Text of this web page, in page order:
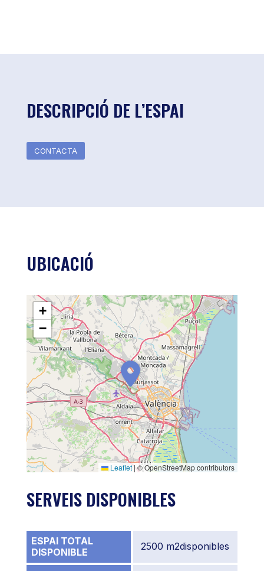
DESCRIPCIÓ DE L’ESPAI
CONTACTA
UBICACIÓ
+
−
Leaflet|© OpenStreetMap contributors
SERVEIS DISPONIBLES
ESPAI TOTAL
DISPONIBLE
2500 m2disponibles